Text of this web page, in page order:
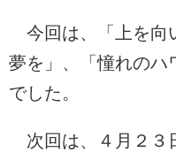
今回は、「上を向
夢を」、「憧れのハ
でした。
次回は、４月２３